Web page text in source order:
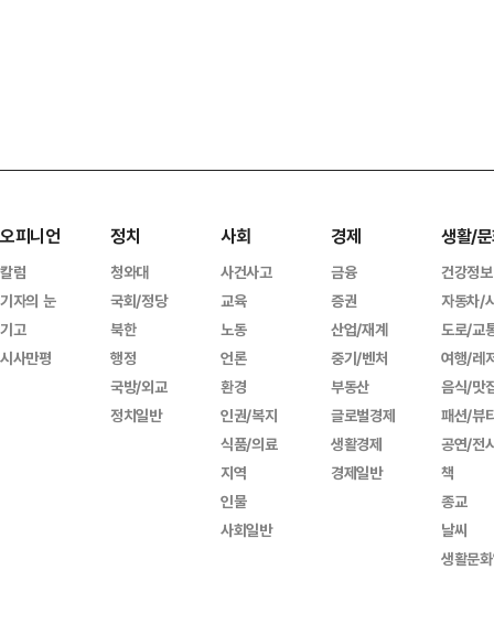
오피니언
칼럼
기자의 눈
기고
시사만평
정치
청와대
국회/정당
북한
행정
국방/외교
정치일반
사회
사건사고
교육
노동
언론
환경
인권/복지
식품/의료
지역
인물
사회일반
경제
금융
증권
산업/재계
중기/벤처
부동산
글로벌경제
생활경제
경제일반
생활/
건강정보
자동차/
도로/교
여행/레
음식/맛
패션/뷰
공연/전
책
종교
날씨
생활문